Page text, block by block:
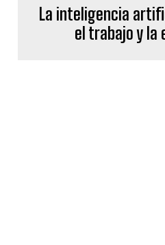
La inteligencia
el trabajo y la